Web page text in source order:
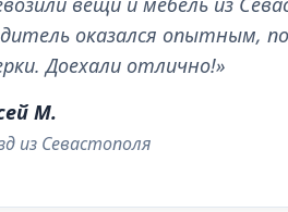
оказался опытным,
Доехали отлично!»
М.
из Севастополя